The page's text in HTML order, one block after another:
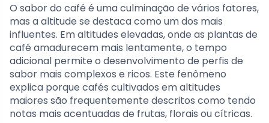
O sabor do café é uma culminação de vários fatores,
mas a altitude se destaca como um dos mais
influentes. Em altitudes elevadas, onde as plantas de
café amadurecem mais lentamente, o tempo
adicional permite o desenvolvimento de perfis de
sabor mais complexos e ricos. Este fenômeno
explica porque cafés cultivados em altitudes
maiores são frequentemente descritos como tendo
notas mais acentuadas de frutas, florais ou cítricas.